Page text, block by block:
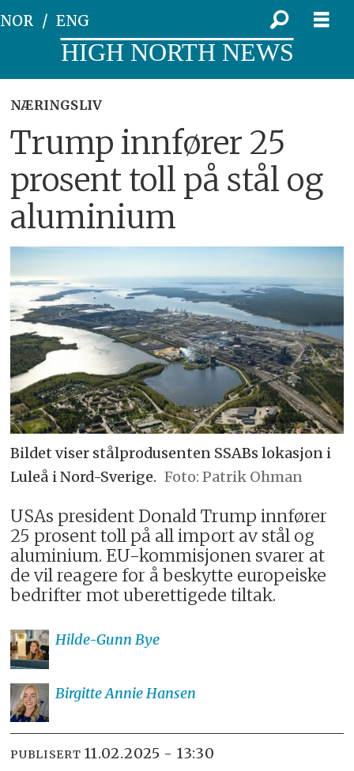
NOR ENG
HIGH NORTH NEWS
NÆRINGSLIV
Trump innfører 25
prosent toll på stål og
aluminium
Bildet viser stålprodusenten SSABs lokasjon i
Luleå i Nord-Sverige.
Patrik Ohman
USAs president Donald Trump innfører
25 prosent toll på all import av stål og
aluminium. EU-kommisjonen svarer at
de vil reagere for å beskytte europeiske
bedrifter mot uberettigede tiltak.
Hilde-Gunn Bye
Birgitte AnnieHansen
PUBLISERT 11.02.2025 - 13:30